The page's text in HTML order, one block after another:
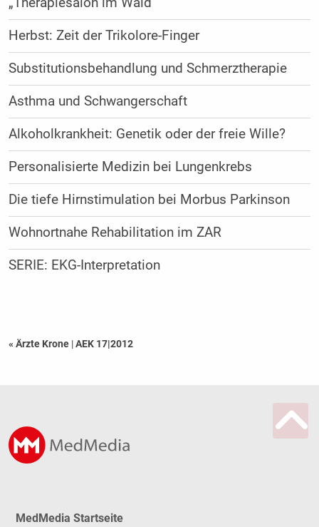
Herbst: Zeit der Trikolore-Finger
Substitutionsbehandlung und Schmerztherapie
Asthma und Schwangerschaft
Alkoholkrankheit: Genetik oder der freie Wille?
Personalisierte Medizin bei Lungenkrebs
Die tiefe Hirnstimulation bei Morbus Parkinson
Wohnortnahe Rehabilitation im ZAR
SERIE: EKG-Interpretation
« Ärzte Krone |AEK 17|2012
MedMedia Startseite